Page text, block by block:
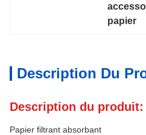
papier
Description Du
Description du produit:
Papier filtrant absorbant